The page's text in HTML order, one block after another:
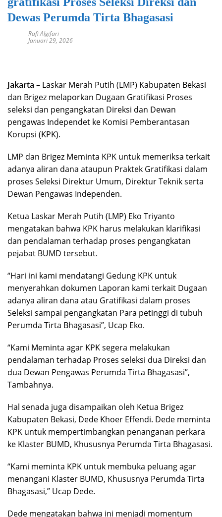
Dewas Perumda Tirta Bhagasasi
Rafi Algifari
Januari 29, 2026
Jakarta – Laskar Merah Putih (LMP) Kabupaten Bekasi
dan Brigez melaporkan Dugaan Gratifikasi Proses
seleksi dan pengangkatan Direksi dan Dewan
pengawas Independet ke Komisi Pemberantasan
Korupsi (KPK).
LMP dan Brigez Meminta KPK untuk memeriksa terkait
adanya aliran dana ataupun Praktek Gratifikasi dalam
proses Seleksi Direktur Umum, Direktur Teknik serta
Dewan Pengawas Independen.
Ketua Laskar Merah Putih (LMP) Eko Triyanto
mengatakan bahwa KPK harus melakukan klarifikasi
dan pendalaman terhadap proses pengangkatan
pejabat BUMD tersebut.
“Hari ini kami mendatangi Gedung KPK untuk
menyerahkan dokumen Laporan kami terkait Dugaan
adanya aliran dana atau Gratifikasi dalam proses
Seleksi sampai pengangkatan Para petinggi di tubuh
Perumda Tirta Bhagasasi”, Ucap Eko.
“Kami Meminta agar KPK segera melakukan
pendalaman terhadap Proses seleksi dua Direksi dan
dua Dewan Pengawas Perumda Tirta Bhagasasi”,
Tambahnya.
Hal senada juga disampaikan oleh Ketua Brigez
Kabupaten Bekasi, Dede Khoer Effendi. Dede meminta
KPK untuk mempertimbangkan penanganan perkara
ke Klaster BUMD, Khususnya Perumda Tirta Bhagasasi.
“Kami meminta KPK untuk membuka peluang agar
menangani Klaster BUMD, Khususnya Perumda Tirta
Bhagasasi,” Ucap Dede.
Dede mengatakan bahwa ini menjadi momentum